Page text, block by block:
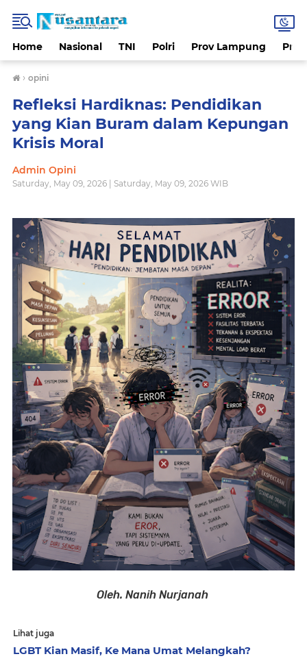
Home Nasional TNI Polri Prov Lampung
› opini
Refleksi Hardiknas: Pendidikan
yang Kian Buram dalam Kepungan
Krisis Moral
Admin Opini
Saturday, May 09, 2026 | Saturday, May 09, 2026 WIB
Oleh. Nanih Nurjanah
Lihat juga
LGBT Kian Masif, Ke Mana Umat Melangkah?